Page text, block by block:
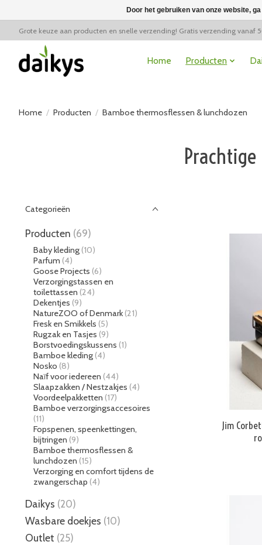
Grote keuze aan producten en snelle verzending! Gratis verzending vanaf
Home Producten
Home / Producten / Bamboe thermosflessen & lunchdozen
Categorieën
Producten (69)
Baby kleding(10)
Parfum (4)
Goose Projects (6)
Verzorgingstassen en
toilettassen (24)
Dekentjes (9)
NatureZOO of Denmark(21)
Fresk en Smikkels (5)
Rugzak en Tasjes (9)
Borstvoedingskussens (1)
Bamboe kleding(4)
Nosko (8)
Naïf voor iedereen (44)
Slaapzakken / Nestzakjes (4)
Voordeelpakketten (17)
Bamboe verzorgingsaccesoires
(11)
Fopspenen, speenkettingen,
bijtringen (9)
Bamboe thermosflessen &
lunchdozen (15)
Verzorging en comfort tijdens de
zwangerschap (4)
Daikys (20)
Wasbare doekjes (10)
Outlet (25)
Jim
Door het gebruiken van onze website,